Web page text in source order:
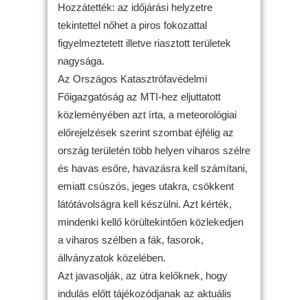
Hozzátették: az időjárási helyzetre
tekintettel nőhet a piros fokozattal
figyelmeztetett illetve riasztott területek
nagysága.
Az Országos Katasztrófavédelmi
Főigazgatóság az MTI-hez eljuttatott
közleményében azt írta, a meteorológiai
előrejelzések szerint szombat éjfélig az
ország területén több helyen viharos szélre
és havas esőre, havazásra kell számítani,
emiatt csúszós, jeges utakra, csökkent
látótávolságra kell készülni. Azt kérték,
mindenki kellő körültekintően közlekedjen
a viharos szélben a fák, fasorok,
állványzatok közelében.
Azt javasolják, az útra kelőknek, hogy
indulás előtt tájékozódjanak az aktuális